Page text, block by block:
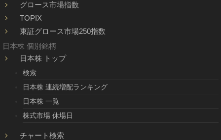
グロース市場指数
TOPIX
東証グロース市場250指数
日本株 個別銘柄
日本株 トップ
検索
日本株 連続増配ランキング
日本株 一覧
株式市場 休場日
チャート検索